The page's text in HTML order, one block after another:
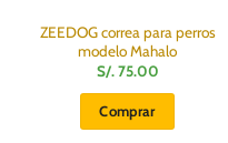
ZEEDOG correa para perros
modelo Mahalo
S/.75.00
Comprar